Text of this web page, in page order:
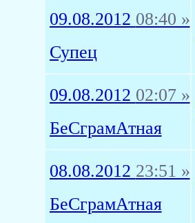
09.08.2012 08:40 »
Супец
09.08.2012 02:07 »
БеСграмАтная
08.08.2012 23:51 »
БеСграмАтная